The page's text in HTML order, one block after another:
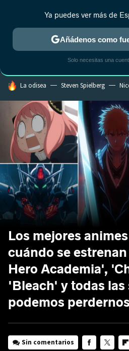
MENÚ
ESTRENOS REALITY
HOY SE HABLA DE
La odisea Steven Spielberg
Los mejores
cuándo se
Hero Academia',
'Bleach' y todas las
podemos perdernos
Sin comentarios
Ya puedes ver más de
Añádenos como
Solo necesitas una